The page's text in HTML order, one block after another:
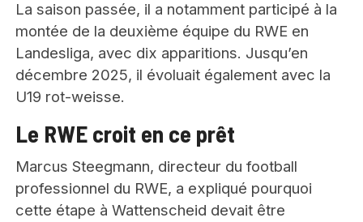
La saison passée, il a notamment participé à la
montée de la deuxième équipe du RWE en
Landesliga, avec dix apparitions. Jusqu’en
décembre 2025, il évoluait également avec la
U19 rot-weisse.
Le RWE croit en ce prêt
Marcus Steegmann, directeur du football
professionnel du RWE, a expliqué pourquoi
cette étape à Wattenscheid devait être